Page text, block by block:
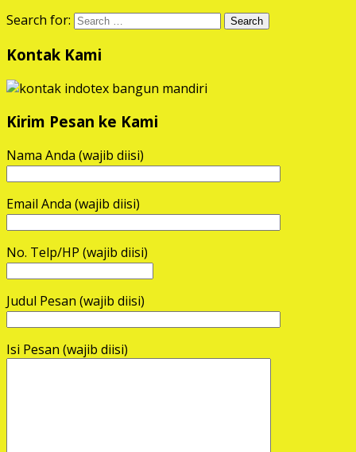
Search for:
Kontak Kami
Kirim Pesan ke Kami
Nama Anda (wajib diisi)
Email Anda (wajib diisi)
No. Telp/HP (wajib diisi)
Judul Pesan (wajib diisi)
Isi Pesan (wajib diisi)